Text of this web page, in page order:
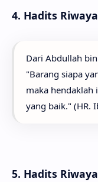
4. Hadits
Dari Abdullah
"Barang siapa
maka hendaklah
yang baik." (HR.
5. Hadits